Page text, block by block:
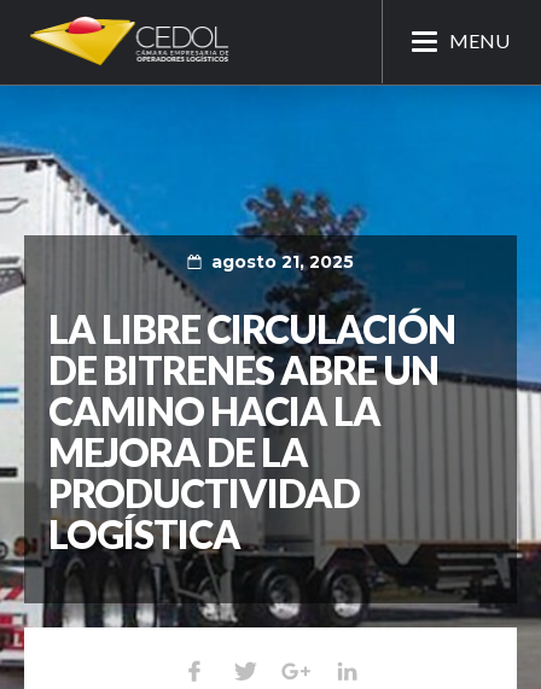
MENU
agosto 21, 2025
LA LIBRE CIRCULACIÓN
DE BITRENES ABRE UN
CAMINO HACIA LA
MEJORA DE LA
PRODUCTIVIDAD
LOGÍSTICA